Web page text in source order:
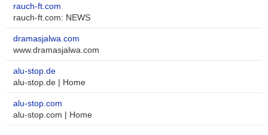
rauch-ft.com
rauch-ft.com: NEWS
dramasjalwa.com
www.dramasjalwa.com
alu-stop.de
alu-stop.de | Home
alu-stop.com
alu-stop.com | Home